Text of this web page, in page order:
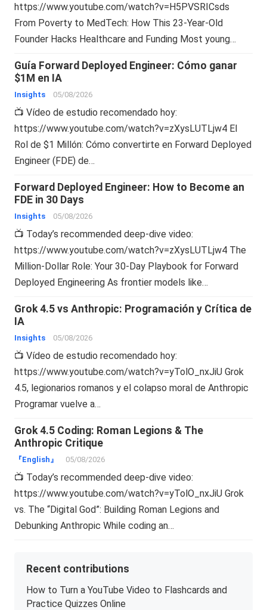
https://www.youtube.com/watch?v=H5PVSRICsds
From Poverty to MedTech: How This 23-Year-Old
Founder Hacks Healthcare and Funding Most young…
Guía Forward Deployed Engineer: Cómo ganar
$1M en IA
Insights 05/08/2026
📺 Vídeo de estudio recomendado hoy:
https://www.youtube.com/watch?v=zXysLUTLjw4 El
Rol de $1 Millón: Cómo convertirte en Forward Deployed
Engineer (FDE) de…
Forward Deployed Engineer: How to Become an
FDE in 30 Days
Insights 05/08/2026
📺 Today’s recommended deep-dive video:
https://www.youtube.com/watch?v=zXysLUTLjw4 The
Million-Dollar Role: Your 30-Day Playbook for Forward
Deployed Engineering As frontier models like…
Grok 4.5 vs Anthropic: Programación y Crítica de
IA
Insights 05/08/2026
📺 Vídeo de estudio recomendado hoy:
https://www.youtube.com/watch?v=yTolO_nxJiU Grok
4.5, legionarios romanos y el colapso moral de Anthropic
Programar vuelve a…
Grok 4.5 Coding: Roman Legions & The
Anthropic Critique
『English』 05/08/2026
📺 Today’s recommended deep-dive video:
https://www.youtube.com/watch?v=yTolO_nxJiU Grok
vs. The “Digital God”: Building Roman Legions and
Debunking Anthropic While coding an…
Recent contributions
How to Turn a YouTube Video to Flashcards and
Practice Quizzes Online